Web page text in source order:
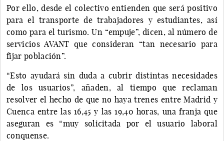
Por ello, desde el colectivo entienden que será positivo
para el transporte de trabajadores y estudiantes, así
como para el turismo. Un “empuje”, dicen, al número de
servicios AVANT que consideran “tan necesario para
fijar población”.
“Esto ayudará sin duda a cubrir distintas necesidades
de los usuarios”, añaden, al tiempo que reclaman
resolver el hecho de que no haya trenes entre Madrid y
Cuenca entre las 16,45 y las 19,40 horas, una franja que
aseguran es “muy solicitada por el usuario laboral
conquense.